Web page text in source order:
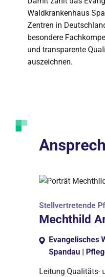
Waldkrankenhaus
Zentren in
besondere
und transparente
auszeichnen.
Stellvertretende
Mechthild
Evangelisches
Spandau |
Leitung Qualitäts-